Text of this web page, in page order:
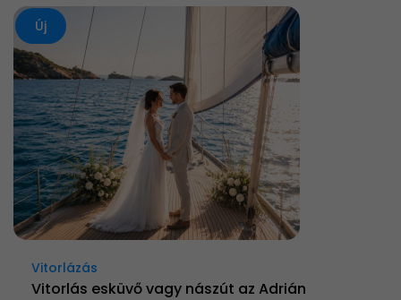
Új
Vitorlázás
Vitorlás esküvő vagy nászút az Adrián